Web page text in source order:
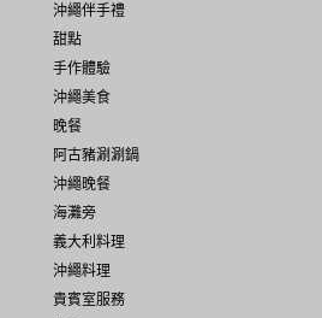
沖繩伴手禮
甜點
手作體驗
沖繩美食
晚餐
阿古豬涮涮鍋
沖繩晚餐
海灘旁
義大利料理
沖繩料理
貴賓室服務